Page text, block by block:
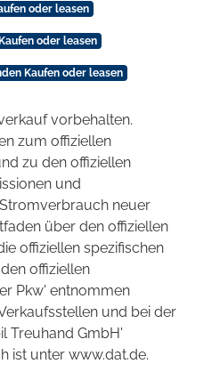
oder leasen
oder leasen
Kaufen oder leasen
vorbehalten.
zum offiziellen
zu den offiziellen
und
neuer
über den offiziellen
offiziellen spezifischen
offiziellen
Pkw' entnommen
und bei der
Treuhand GmbH'
ist unter www.dat.de.